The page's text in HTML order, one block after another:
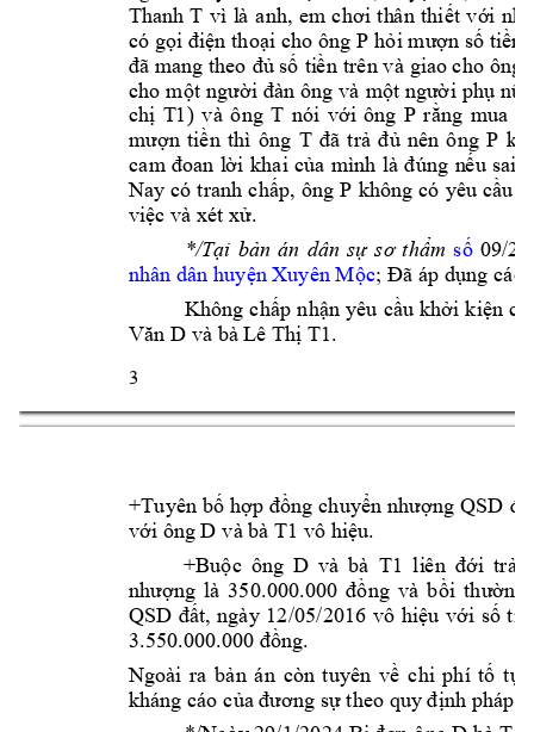
3
Thanh T vì là anh, em chơi thân thiết với nh
có gọi điện thoại cho ông P hỏi mượn số tiền
đã mang theo đủ số tiền trên và giao cho ông
cho một người đàn ông và một người phụ nữ
chị T1) và ông T nói với ông P rằng mua
mượn tiền thì ông T đã trả đủ nên ông P
cam đoan lời khai của mình là đúng nếu sai
Nay có tranh chấp, ông P không có yêu cầu
việc và xét xử.
*/Tại bản án dân sự sơ thẩm số 09/
nhân dân huyện Xuyên Mộc; Đã áp dụng các
Không chấp nhận yêu cầu khởi kiện
Văn D và bà Lê Thị T1.
+Tuyên bố hợp đồng chuyển nhượng QSD
với ông D và bà T1 vô hiệu.
+Buộc ông D và bà T1 liên đới trả
nhượng là 350.000.000 đồng và bồi thường
QSD đất, ngày 12/05/2016 vô hiệu với số ti
3.550.000.000 đồng.
Ngoài ra bản án còn tuyên về chi phí tố
kháng cáo của đương sự theo quy định pháp